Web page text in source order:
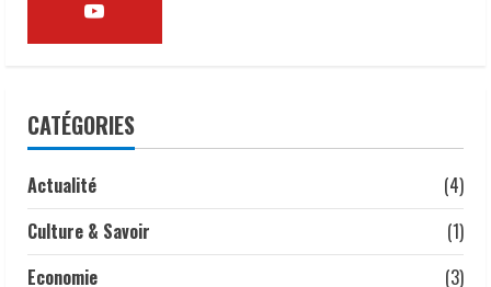
3
violences d’État
CATÉGORIES
Actualité
(4)
Culture & Savoir
(1)
Economie
(3)